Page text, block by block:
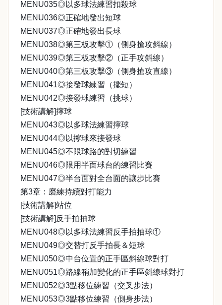
MENU035◎以多球法練習扣殺球
MENU036◎正確地發出短球
MENU037◎正確地發出長球
MENU038◎第三板攻擊①（側身搶攻斜線）
MENU039◎第三板攻擊②（正手攻斜線）
MENU040◎第三板攻擊③（側身搶攻直線）
MENU041◎接發球練習（擺短）
MENU042◎接發球練習（挑球）
[技術講解]擰球
MENU043◎以多球法練習擰球
MENU044◎以擰球來接發球
MENU045◎不限球路的對切練習
MENU046◎限用半面球台的練習比賽
MENU047◎半台面對全台面的讓步比賽
第3章：磨練持續對打能力
[技術講解]站位
[技術講解]反手拍抽球
MENU048◎以多球法練習反手拍抽球①
MENU049◎交替打反手拍長＆短球
MENU050◎中台位置的正手區斜線球對打
MENU051◎路線稍加變化的正手區斜線球對打
MENU052◎3點移位練習（交叉步法）
MENU053◎3點移位練習（側身步法）